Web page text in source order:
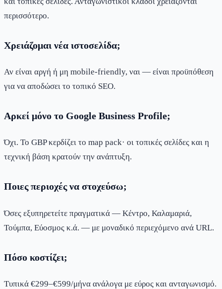
περισσότερο.
Χρειάζομαι νέα ιστοσελίδα;
Αν είναι αργή ή μη mobile-friendly, ναι — είναι προϋπόθεση
για να αποδώσει το τοπικό SEO.
Αρκεί μόνο το Google Business Profile;
Όχι. Το GBP κερδίζει το map pack· οι τοπικές σελίδες και η
τεχνική βάση κρατούν την ανάπτυξη.
Ποιες περιοχές να στοχεύσω;
Όσες εξυπηρετείτε πραγματικά — Κέντρο, Καλαμαριά,
Τούμπα, Εύοσμος κ.ά. — με μοναδικό περιεχόμενο ανά URL.
Πόσο κοστίζει;
Τυπικά €299–€599/μήνα ανάλογα με εύρος και ανταγωνισμό.